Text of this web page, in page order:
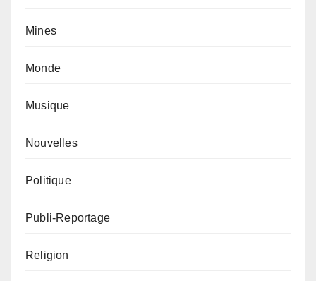
Mines
Monde
Musique
Nouvelles
Politique
Publi-Reportage
Religion